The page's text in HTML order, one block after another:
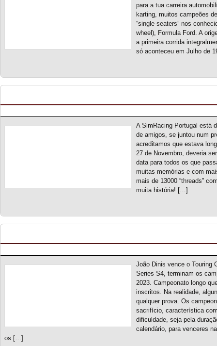
para a tua carreira
karting, muitos campeões
“single seaters” nos
wheel), Formula Ford. A
a primeira corrida
só aconteceu em Julho de
A SimRacing Portugal está
de amigos, se juntou num
acreditamos que estava
27 de Novembro, deveria
data para todos os que
muitas memórias e com
mais de 13000 “threads”
muita história! […]
João Dinis vence o Touring
Series S4, terminam os
2023. Campeonato longo
inscritos. Na realidade,
qualquer prova. Os
sacrifício, característica
dificuldade, seja pela
calendário, para venceres
os […]